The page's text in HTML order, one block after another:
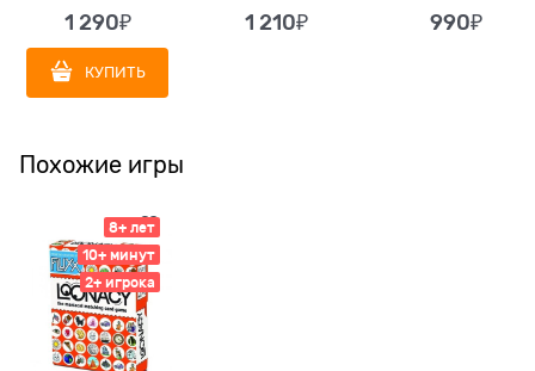
1 290₽
КУПИТЬ
1 210₽ 990₽
Похожие игры
8+ лет
10+ минут
2+ игрока